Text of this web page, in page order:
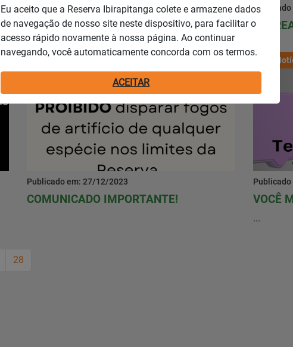
Publicado em: 24/01/2024
QUADRA DE BEACH TENNIS
Publicado em: 27/12/2023
COMUNICADO IMPORTANTE! VOCÊ
...
28
Eu aceito que a Reserva Ibirapitanga colete e armazene dados
de navegação de nosso site neste dispositivo, para facilitar o
acesso rápido novamente à nossa página. Ao continuar
navegando, você automaticamente concorda com os termos.
ACEITAR